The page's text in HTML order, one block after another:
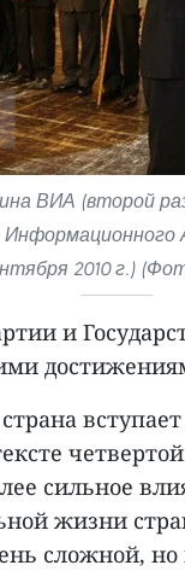
ВИА (второй
2010 г.)
и
сильное
жизни
сложной,